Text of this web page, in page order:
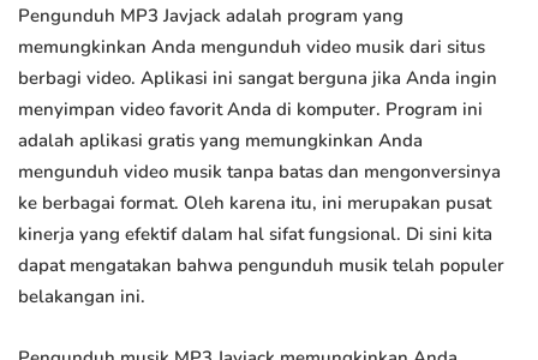
Pengunduh MP3 Javjack adalah program yang
memungkinkan Anda mengunduh video musik dari situs
berbagi video. Aplikasi ini sangat berguna jika Anda ingin
menyimpan video favorit Anda di komputer. Program ini
adalah aplikasi gratis yang memungkinkan Anda
mengunduh video musik tanpa batas dan mengonversinya
ke berbagai format. Oleh karena itu, ini merupakan pusat
kinerja yang efektif dalam hal sifat fungsional. Di sini kita
dapat mengatakan bahwa pengunduh musik telah populer
belakangan ini.